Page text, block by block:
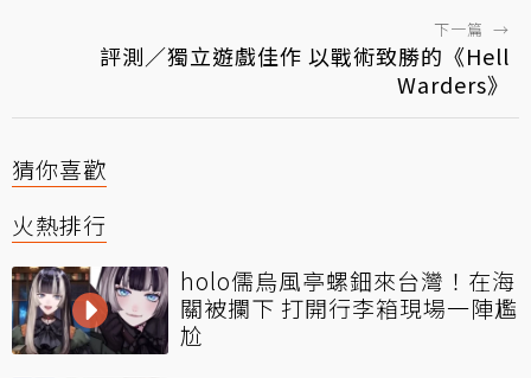
下一篇 →
評測／獨立遊戲佳作 以戰術致勝的《Hell
Warders》
猜你喜歡
火熱排行
holo儒烏風亭螺鈿來台灣！在海
關被攔下 打開行李箱現場一陣尷
尬